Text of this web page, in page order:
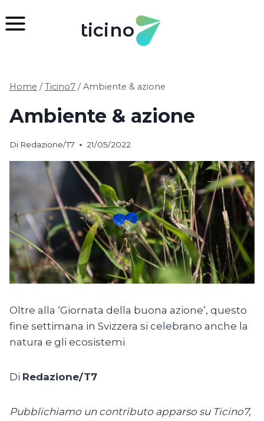
al
ticino
Home / Ticino7 / Ambiente & azione
Ambiente & azione
Di Redazione/T7 21/05/2022
Oltre alla ‘Giornata della buona azione’, questo
fine settimana in Svizzera si celebrano anche la
natura e gli ecosistemi
Di Redazione/T7
Pubblichiamo un contributo apparso su Ticino7,